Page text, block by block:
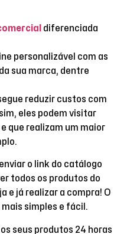
diferenciada
personalizável com as
sua marca, dentre
reduzir custos com
eles podem visitar
que realizam um maior
o link do catálogo
todos os produtos do
e já realizar a compra! O
simples e fácil.
seus produtos 24 horas